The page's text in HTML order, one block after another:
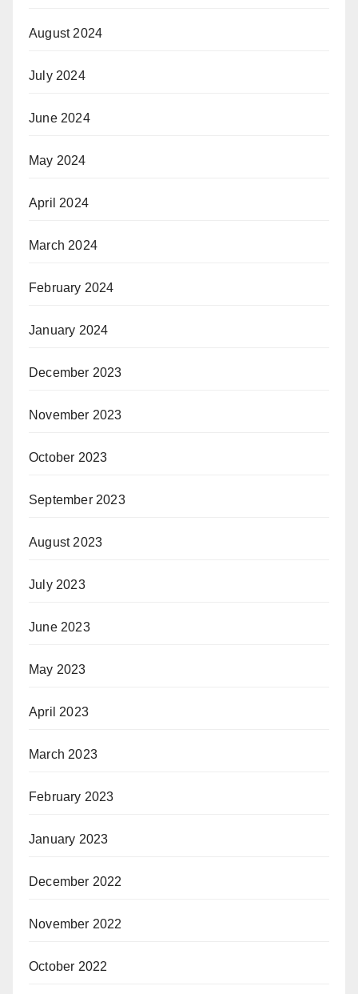
August 2024
July 2024
June 2024
May 2024
April 2024
March 2024
February 2024
January 2024
December 2023
November 2023
October 2023
September 2023
August 2023
July 2023
June 2023
May 2023
April 2023
March 2023
February 2023
January 2023
December 2022
November 2022
October 2022